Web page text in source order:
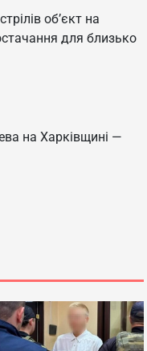
об’єкт на
для близько
на Харківщині —